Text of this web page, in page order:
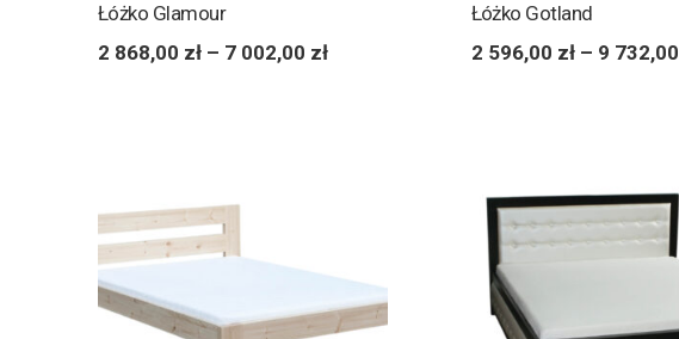
Łóżko Glamour
2 868,00 zł – 7 002,00 zł
Łóżko Gotland
2 596,00 zł– 9 732,00